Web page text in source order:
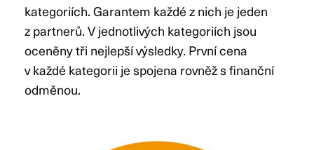
kategoriích. Garantem každé z nich je jeden
z partnerů. V jednotlivých kategoriích jsou
oceněny tři nejlepší výsledky. První cena
v každé kategorii je spojena rovněž s finanční
odměnou.